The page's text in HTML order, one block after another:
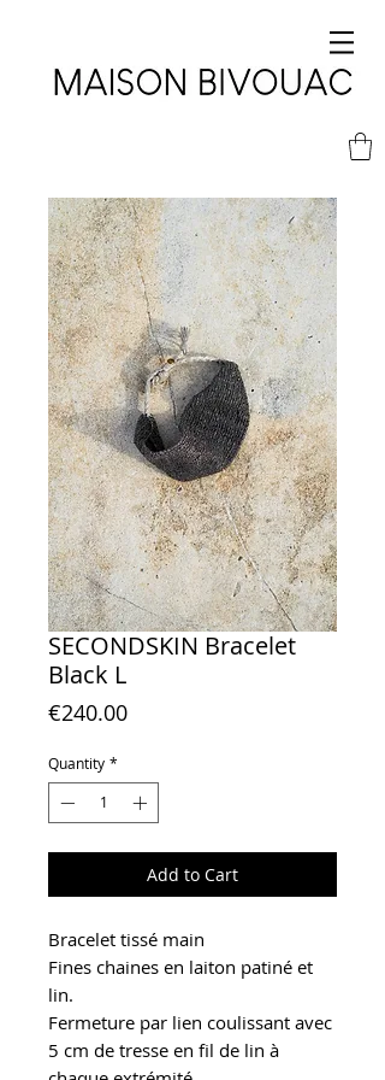
SECONDSKIN Bracelet
Black L
€240.00Price
Quantity *
Add to Cart
Bracelet tissé main
Fines chaines en laiton patiné et
lin.
Fermeture par lien coulissant avec
5 cm de tresse en fil de lin à